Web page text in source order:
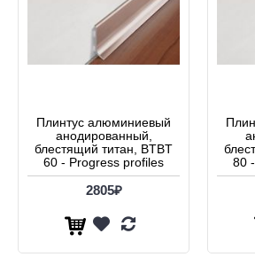
Плинтус алюминиевый
анодированный,
блестящий титан, BTBT
60 - Progress profiles
2805₽
80